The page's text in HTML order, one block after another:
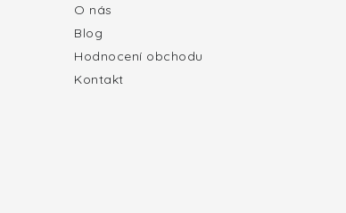
O nás
Blog
Hodnocení obchodu
Kontakt